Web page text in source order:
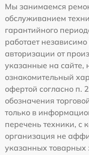
Мы занимаемся
обслуживанием
гарантийного
работает
авторизации от
указанные на сайте,
ознакомительный
офертой согласно п.
обозначения
только в
перечень техники, с
организация не
указанных товарных